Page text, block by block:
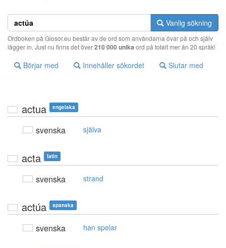
Vanlig sökning
Ordboken på Glosor.eu består av de ord som användarna övar på och själv
lägger in. Just nu finns det över210 000 unika ord på totalt mer än 20 språk!
Börjar med Innehåller sökordet Slutar med
actua engelska
svenska själva
acta latin
svenska strand
actúa spanska
svenska han spelar